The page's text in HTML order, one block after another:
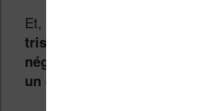
Et,
triste réalité proposée par
néglige une fois de plus
un de ses appareils